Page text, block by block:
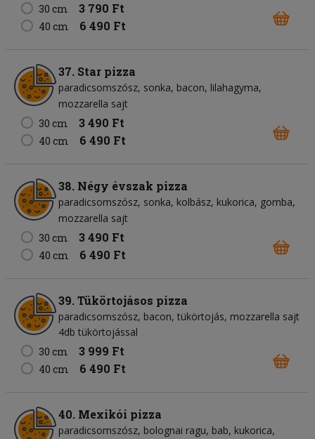
30 cm
3 790 Ft
40 cm 6 490 Ft
37. Star pizza
paradicsomszósz sonka bacon lilahagyma
mozzarella sajt
30 cm
3 490 Ft
40 cm 6 490 Ft
38. Négy évszak pizza
paradicsomszósz sonka kolbász kukorica gomba
mozzarella sajt
30 cm
3 490 Ft
40 cm 6 490 Ft
39. Tükörtojásos pizza
paradicsomszósz bacon tükörtojás mozzarella sajt
4db tükörtojással
30 cm
3 999 Ft
40 cm 6 490 Ft
40. Mexikói pizza
paradicsomszósz bolognai ragu bab kukorica